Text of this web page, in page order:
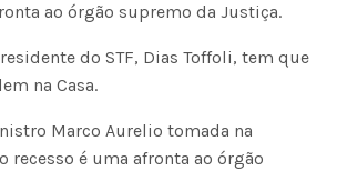
ao órgão supremo da Justiça.
do STF, Dias Toffoli, tem que
na Casa.
Marco Aurelio tomada na
recesso é uma afronta ao órgão